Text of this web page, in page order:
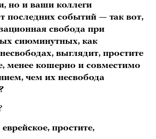
но и ваши коллеги
последних событий — так вот,
свобода при
сиюминутных, как
выглядит, простите
менее кошерно и совместимо
чем их несвобода
простите,